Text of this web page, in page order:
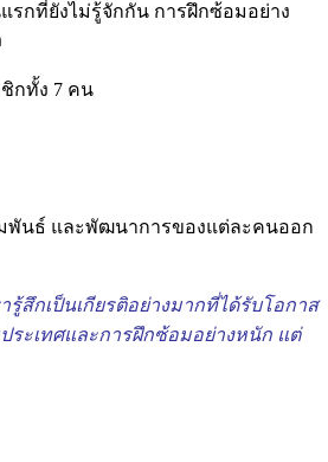
รกที่ยังไม่รู้จักกัน การฝึกซ้อมอย่าง
กทั้ง 7 คน
มพันธ์ และพัฒนาการของแต่ละคนออก
ารู้สึกเป็นเกียรติอย่างมากที่ได้รับโอกาส
ระเทศและการฝึกซ้อมอย่างหนัก แต่